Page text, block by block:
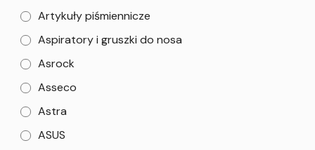
Artykuły piśmiennicze
Aspiratory i gruszki do nosa
Asrock
Asseco
Astra
ASUS